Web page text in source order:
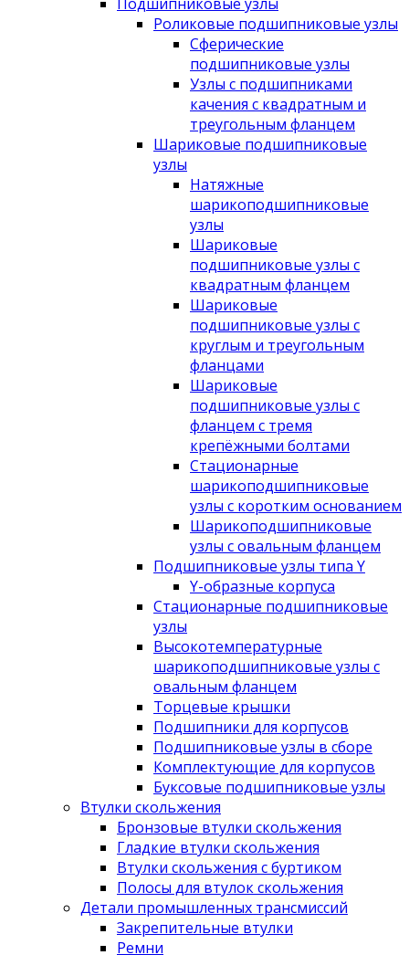
Роликовые подшипниковые узлы
Сферические
подшипниковые узлы
Узлы с подшипниками
качения с квадратным и
треугольным фланцем
Шариковые подшипниковые
узлы
Натяжные
шарикоподшипниковые
узлы
Шариковые
подшипниковые узлы с
квадратным фланцем
Шариковые
подшипниковые узлы с
круглым и треугольным
фланцами
Шариковые
подшипниковые узлы с
фланцем с тремя
крепёжными болтами
Стационарные
шарикоподшипниковые
узлы с коротким основанием
Шарикоподшипниковые
узлы с овальным фланцем
Подшипниковые узлы типа Y
Y-образные корпуса
Стационарные подшипниковые
узлы
Высокотемпературные
шарикоподшипниковые узлы с
овальным фланцем
Торцевые крышки
Подшипники для корпусов
Подшипниковые узлы в сборе
Комплектующие для корпусов
Буксовые подшипниковые узлы
Втулки скольжения
Бронзовые втулки скольжения
Гладкие втулки скольжения
Втулки скольжения с буртиком
Полосы для втулок скольжения
Детали промышленных трансмиссий
Закрепительные втулки
Ремни